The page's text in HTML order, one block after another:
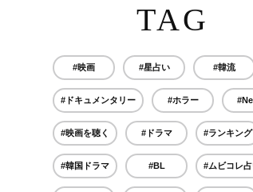
TAG
#映画 #星占い #韓流
#ドキュメンタリー #ホラー
#映画を聴く #ドラマ #ランキング
#韓国ドラマ #BL #ムビコレ